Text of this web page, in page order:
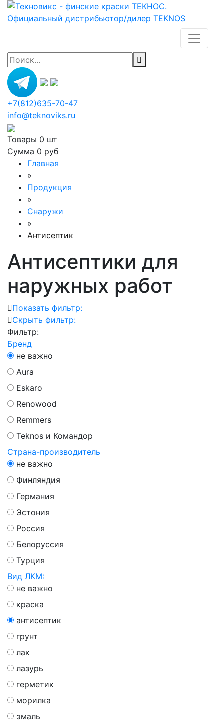
+7(812)635-70-47
info@teknoviks.ru
Товары 0 шт
Сумма 0 руб
Главная
»
Продукция
»
Снаружи
»
Антисептик
Антисептики для
наружных работ
Показать фильтр:
Скрыть фильтр:
Фильтр:
Бренд
не важно
Aura
Eskaro
Renowood
Remmers
Teknos и Командор
Страна-производитель
не важно
Финляндия
Германия
Эстония
Россия
Белоруссия
Турция
Вид ЛКМ:
не важно
краска
антисептик
грунт
лак
лазурь
герметик
морилка
эмаль